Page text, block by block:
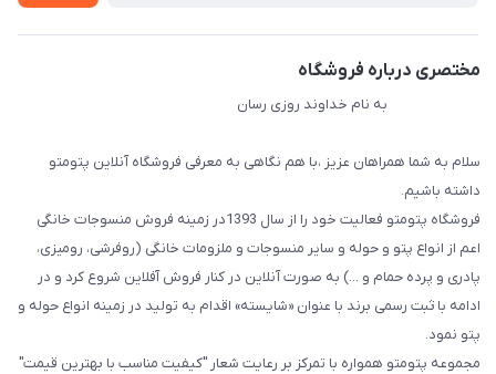
مختصری درباره فروشگاه
به نام خداوند روزی رسان
سلام به شما همراهان عزیز ،با هم نگاهی به معرفی فروشگاه آنلاین پتومتو
داشته باشیم.
فروشگاه پتومتو فعالیت خود را از سال 1393در زمینه فروش منسوجات خانگی
اعم از انواع پتو و حوله و سایر منسوجات و ملزومات خانگی (روفرشی، رومیزی،
پادری و پرده حمام و ...) به صورت آنلاین در کنار فروش آفلاین شروع کرد و در
ادامه با ثبت رسمی برند با عنوان «شایسته» اقدام به تولید در زمینه انواع حوله و
پتو نمود.
مجموعه پتومتو همواره با تمرکز بر رعایت شعار "کیفیت مناسب با بهترین قیمت"